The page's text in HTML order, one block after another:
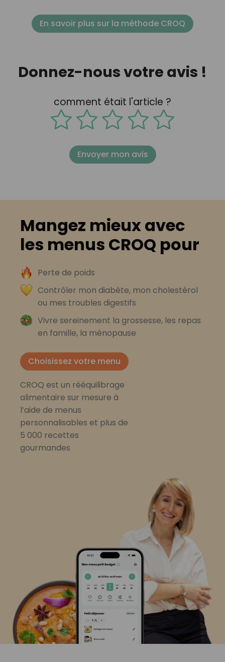
En savoir plus sur la méthode CROQ
Donnez-nous votre avis !
comment était l'article ?
Envoyer mon avis
Mangez mieux avec
les menus CROQ pour
Perte de poids
Contrôler mon diabète, mon cholestérol
ou mes troubles digestifs
Vivre sereinement la grossesse, les repas
en famille, la ménopause
Choisissez votre menu
CROQ est un rééquilibrage
alimentaire sur mesure à
l’aide de menus
personnalisables et plus de
5 000 recettes
gourmandes